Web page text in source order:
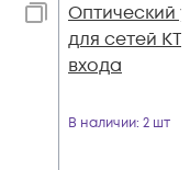
Оптический
для сетей
входа
В наличии: 2 шт